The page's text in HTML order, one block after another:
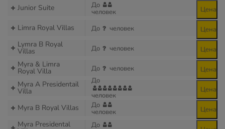
Junior Suite До
человек Цена
Limra Royal Villas До человек Цена
Lymra B Royal
Villas До человек Цена
Myra & Limra
Royal Villa До человек Цена
Myra A Presidentail
Villa
До
человек
Цена
Myra B Royal Villas До
человек Цена
Myra Presidental До